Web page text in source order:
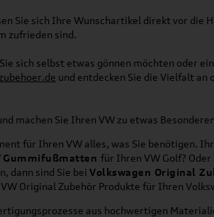
Sie sich Ihre Wunschartikel direkt vor die
zufrieden sind.
sich selbst etwas gönnen möchten oder
und entdecken Sie die Vielfalt an
machen Sie Ihren VW zu etwas
für Ihren VW alles, was Sie benötigen.
Gummifußmatten für Ihren VW Golf?
dann sind Sie bei Volkswagen Original
Original Zubehör Produkte für Ihren
aus hochwertigen